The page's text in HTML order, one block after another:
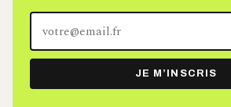
adresse
e-
mail
JE M’INSCRIS